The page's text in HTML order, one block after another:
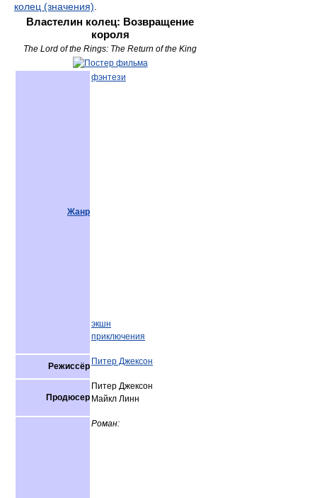
колец (значения)
Властелин колец: Возвращение
короля
The Lord of the Rings: The Return of the King
Жанр
фэнтези
экшн
приключения
Режиссёр Питер Джексон
Продюсер
Питер Джексон
Майкл Линн
Роман: